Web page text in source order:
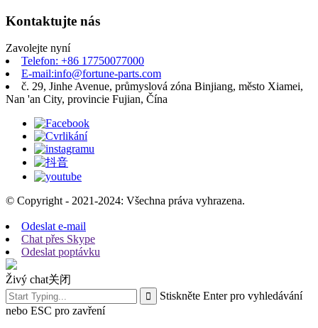
Kontaktujte nás
Zavolejte nyní
Telefon: +86 17750077000
E-mail:info@fortune-parts.com
č. 29, Jinhe Avenue, průmyslová zóna Binjiang, město Xiamei,
Nan 'an City, provincie Fujian, Čína
© Copyright - 2021-2024: Všechna práva vyhrazena.
Odeslat e-mail
Chat přes Skype
Odeslat poptávku
Živý chat关闭
Stiskněte Enter pro vyhledávání
nebo ESC pro zavření